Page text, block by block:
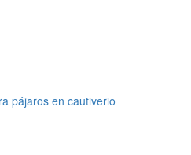
pájaros en cautiverio